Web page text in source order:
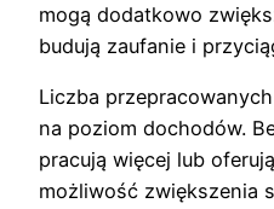
mogą dodatkowo
budują zaufanie i
Liczba
na poziom dochodów.
pracują więcej lub
możliwość zwiększenia